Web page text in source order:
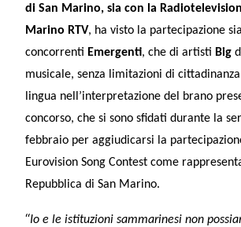
di San Marino, sia con la
Marino RTV, ha visto la partecipazione
concorrenti Emergenti, che di artisti Big
musicale, senza limitazioni di
lingua nell’interpretazione del brano
concorso, che si sono sfidati durante la
febbraio per aggiudicarsi la
Eurovision Song Contest come
Repubblica di San Marino.
“Io e le istituzioni sammarinesi non